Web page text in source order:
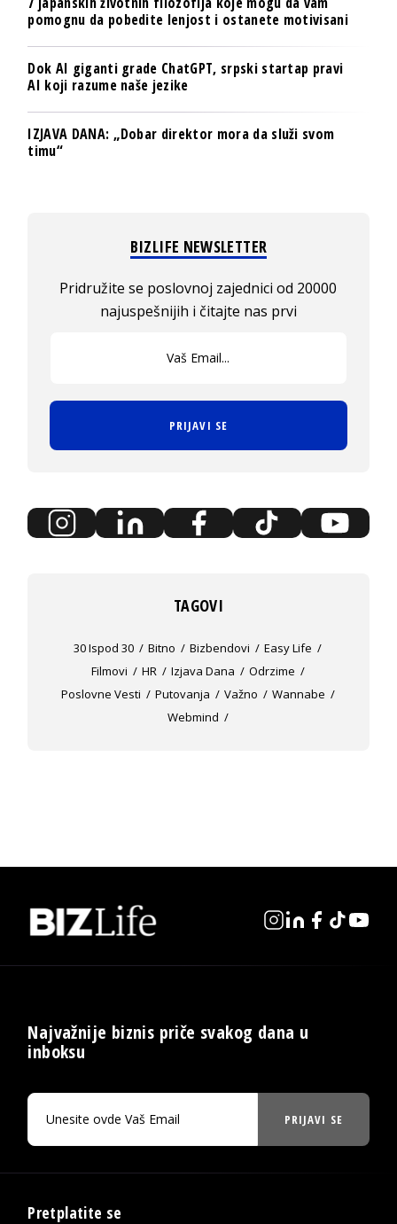
pomognu da pobedite lenjost i ostanete motivisani
Dok AI giganti grade ChatGPT, srpski startap pravi
AI koji razume naše jezike
IZJAVA DANA: „Dobar direktor mora da služi svom
timu“
BIZLIFE NEWSLETTER
Pridružite se poslovnoj zajednici od 20000
najuspešnijih i čitajte nas prvi
PRIJAVI SE
TAGOVI
30 Ispod 30 Bitno Bizbendovi
Easy Life
Filmovi
HR Izjava Dana
Odrzime
Poslovne Vesti
Putovanja Važno
Wannabe
Webmind
Najvažnije biznis priče svakog dana u
inboksu
PRIJAVI SE
Pretplatite se